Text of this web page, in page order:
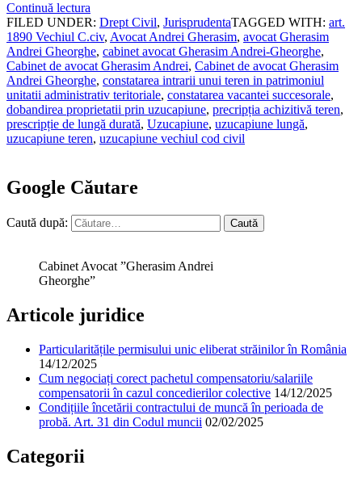
Continuă lectura
FILED UNDER: Drept Civil, JurisprudentaTAGGED WITH: art.
1890 Vechiul C.civ, Avocat Andrei Gherasim, avocat Gherasim
Andrei Gheorghe, cabinet avocat Gherasim Andrei-Gheorghe,
Cabinet de avocat Gherasim Andrei, Cabinet de avocat Gherasim
Andrei Gheorghe, constatarea intrarii unui teren in patrimoniul
unitatii administrativ teritoriale, constatarea vacantei succesorale,
dobandirea proprietatii prin uzucapiune, precripția achizitivă teren,
prescripție de lungă durată, Uzucapiune, uzucapiune lungă,
uzucapiune teren, uzucapiune vechiul cod civil
Google Căutare
Caută după:
Cabinet Avocat ”Gherasim Andrei
Gheorghe”
Articole juridice
Particularitățile permisului unic eliberat străinilor în România
14/12/2025
Cum negociați corect pachetul compensatoriu/salariile
compensatorii în cazul concedierilor colective 14/12/2025
Condițiile încetării contractului de muncă în perioada de
probă. Art. 31 din Codul muncii 02/02/2025
Categorii